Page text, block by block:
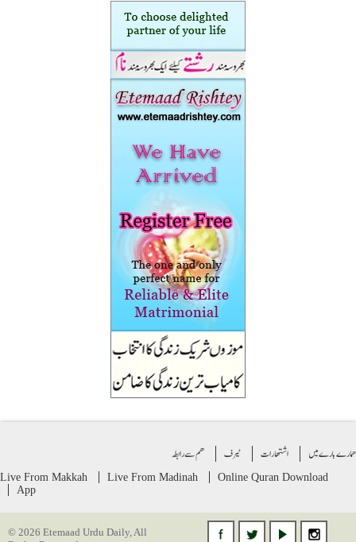
بارے میں اشتهارات ٹیرف ھم سے رابطہ
Live From Makkah Live From Madinah Online Quran Download
App
© 2026 Etemaad Urdu Daily, All